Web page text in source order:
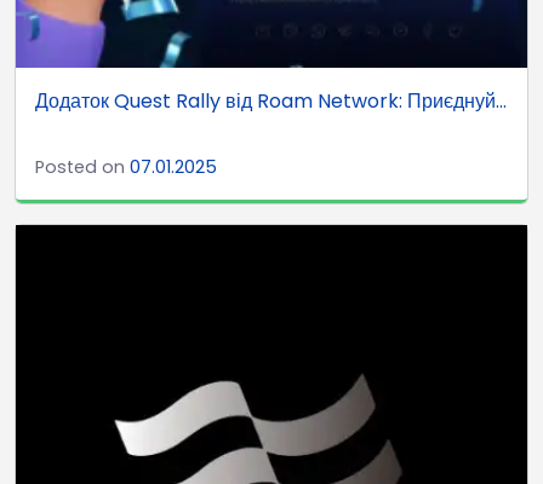
Додаток Quest Rally від Roam Network: Приєднуй...
Posted on 07.01.2025